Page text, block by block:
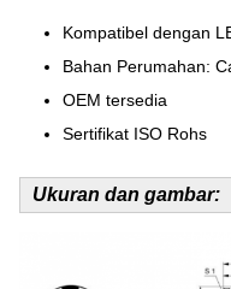
Kompatibel dengan
Bahan Perumahan:
OEM tersedia
Sertifikat ISO Rohs
Ukuran dan gambar: